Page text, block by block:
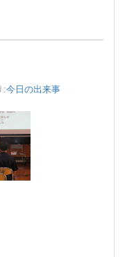
:今日の出来事